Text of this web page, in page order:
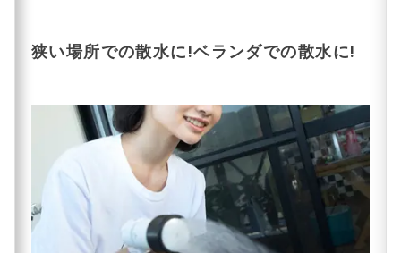
狭い場所での散水に!ベランダでの散水に!